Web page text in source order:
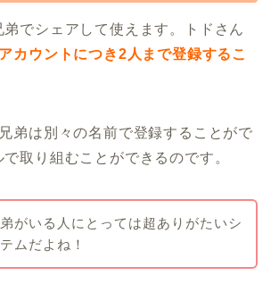
弟でシェアして使えます。トドさん
カウントにつき2人まで登録するこ
弟は別々の名前で登録することがで
取り組むことができるのです。
がいる人にとっては超ありがたいシ
ムだよね！